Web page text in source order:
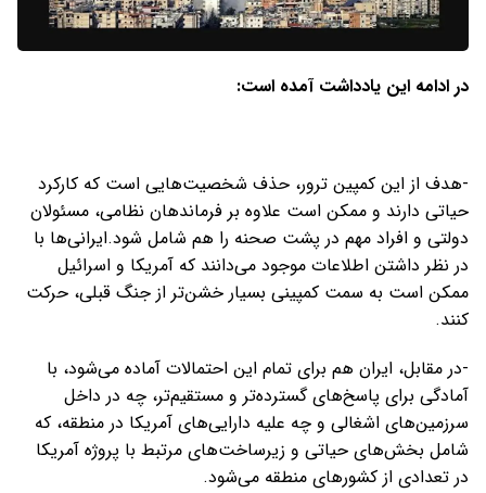
در ادامه این یادداشت آمده است:
-هدف از این کمپین ترور، حذف شخصیت‌هایی است که کارکرد
حیاتی دارند و ممکن است علاوه بر فرماندهان نظامی، مسئولان
دولتی و افراد مهم در پشت صحنه را هم شامل شود.️ایرانی‌ها با
در نظر داشتن اطلاعات موجود می‌دانند که آمریکا و اسرائیل
ممکن است به سمت کمپینی بسیار خشن‌تر از جنگ قبلی، حرکت
کنند.
-در مقابل، ایران هم برای تمام این احتمالات آماده می‌شود، با
آمادگی برای پاسخ‌های گسترده‌تر و مستقیم‌تر، چه در داخل
سرزمین‌های اشغالی و چه علیه دارایی‌های آمریکا در منطقه، که
شامل بخش‌های حیاتی و زیرساخت‌های مرتبط با پروژه آمریکا
در تعدادی از کشورهای منطقه می‌شود.